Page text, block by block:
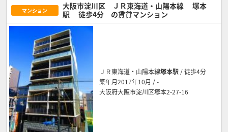
マンション 大阪市淀川区 ＪＲ東海道・山陽本線
塚本
駅
徒歩4分 の賃貸マンション
ＪＲ東海道・山陽本線塚本駅 / 徒歩4分
築年月2017年10月 / -
大阪府大阪市淀川区塚本2-27-16